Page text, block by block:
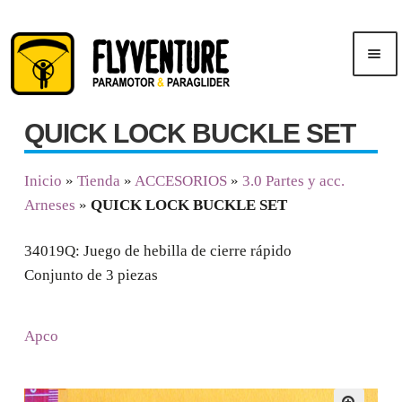
Saltar
navegación
Ir
contenido
Men
ú
Inicio
Publicidad
QUICK LOCK BUCKLE SET
Inicio » Tienda » ACCESORIOS » 3.0 Partes y acc.
Arneses » QUICK LOCK BUCKLE SET
34019Q: Juego de hebilla de cierre rápido
Conjunto de 3 piezas
Apco